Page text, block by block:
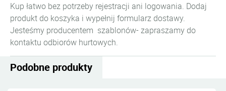
Kup łatwo bez potrzeby rejestracji ani logowania. Dodaj
produkt do koszyka i wypełnij formularz dostawy.
Jesteśmy producentem szablonów- zapraszamy do
kontaktu odbiorów hurtowych.
Podobne produkty